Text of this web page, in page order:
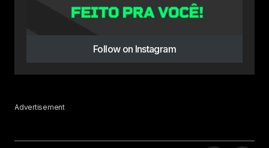
Follow on Instagram
Advertisement